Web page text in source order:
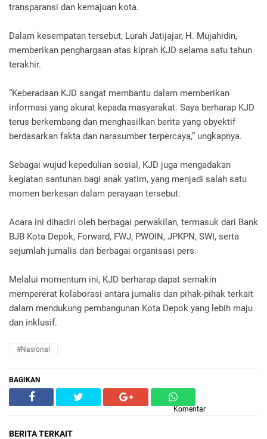
transparansi dan kemajuan kota.
Dalam kesempatan tersebut, Lurah Jatijajar, H. Mujahidin,
memberikan penghargaan atas kiprah KJD selama satu tahun
terakhir.
“Keberadaan KJD sangat membantu dalam memberikan
informasi yang akurat kepada masyarakat. Saya berharap KJD
terus berkembang dan menghasilkan berita yang obyektif
berdasarkan fakta dan narasumber terpercaya,” ungkapnya.
Sebagai wujud kepedulian sosial, KJD juga mengadakan
kegiatan santunan bagi anak yatim, yang menjadi salah satu
momen berkesan dalam perayaan tersebut.
Acara ini dihadiri oleh berbagai perwakilan, termasuk dari Bank
BJB Kota Depok, Forward, FWJ, PWOIN, JPKPN, SWI, serta
sejumlah jurnalis dari berbagai organisasi pers.
Melalui momentum ini, KJD berharap dapat semakin
mempererat kolaborasi antara jurnalis dan pihak-pihak terkait
dalam mendukung pembangunan Kota Depok yang lebih maju
dan inklusif.
#Nasional
BAGIKAN
Komentar
BERITA TERKAIT